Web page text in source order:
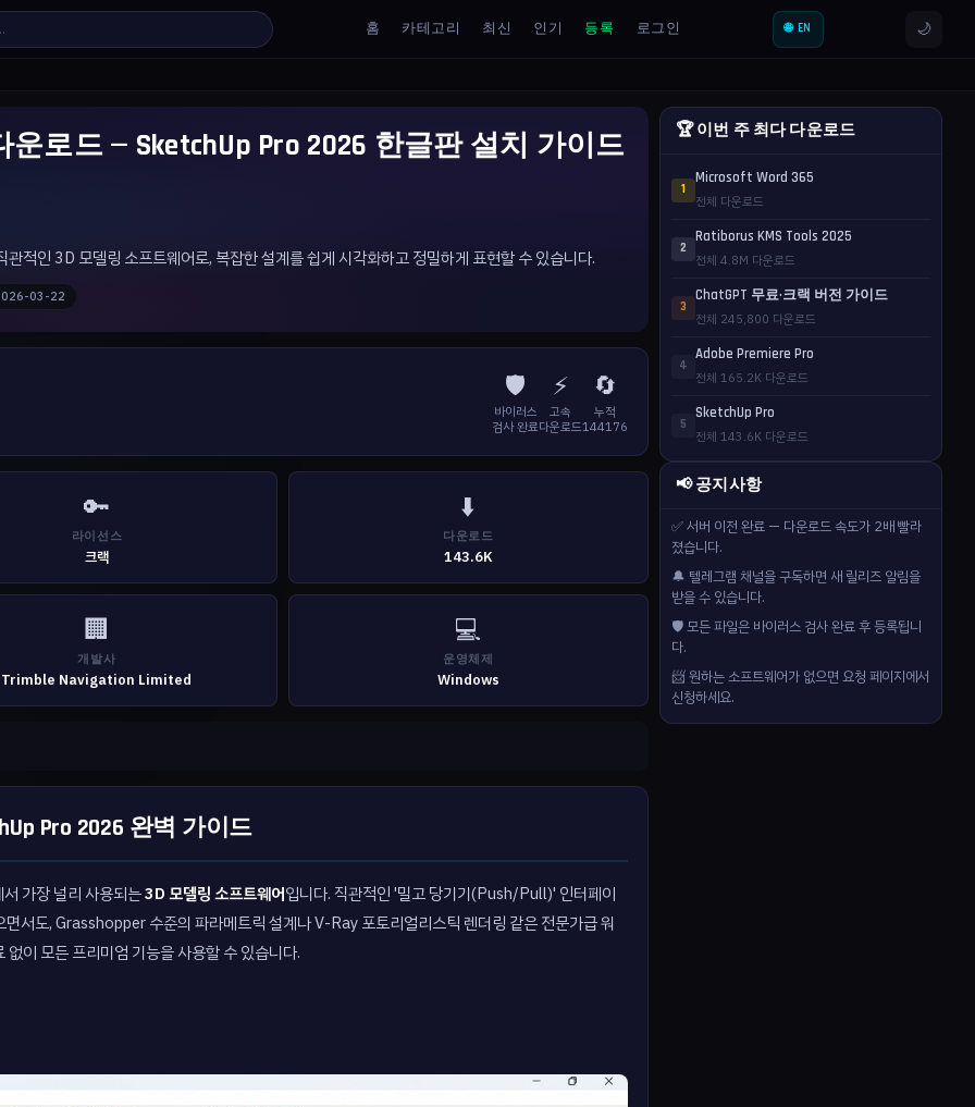
홈 카테고리 최신 인기 등록 로그인 🌐 EN 🌙
로드 — SketchUp Pro 2026 한글판 설치 가이드
적인 3D 모델링 소프트웨어로, 복잡한 설계를 쉽게 시각화하고 정밀하게 표현할 수 있습니다.
03-22
🛡️
바이러스
검사 완료
⚡
고속
다운로드
🔄
누적
144176
🔑
라이선스
크랙
⬇️
다운로드
143.6K
🏢
개발사
Trimble Navigation Limited
💻
운영체제
Windows
Pro 2026 완벽 가이드
가장 널리 사용되는3D 모델링 소프트웨어입니다. 직관적인 '밀고 당기기(Push/Pull)' 인터페이
서도, Grasshopper 수준의 파라메트릭 설계나 V-Ray 포토리얼리스틱 렌더링 같은 전문가급 워
이 모든 프리미엄 기능을 사용할 수 있습니다.
🏆 이번 주 최다 다운로드
1
Microsoft Word 365
전체 다운로드
2
Ratiborus KMS Tools 2025
전체 4.8M 다운로드
3
ChatGPT 무료·크랙 버전 가이드
전체 245,800 다운로드
4
Adobe Premiere Pro
전체 165.2K 다운로드
5
SketchUp Pro
전체 143.6K 다운로드
📢 공지사항
✅ 서버 이전 완료 — 다운로드 속도가 2배 빨라
졌습니다.
🔔 텔레그램 채널을 구독하면 새 릴리즈 알림을
받을 수 있습니다.
🛡️ 모든 파일은 바이러스 검사 완료 후 등록됩니
다.
📨 원하는 소프트웨어가 없으면 요청 페이지에서
신청하세요.